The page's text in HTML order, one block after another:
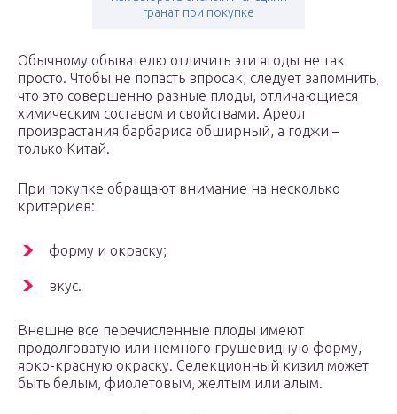
гранат при покупке
Обычному обывателю отличить эти ягоды не так
просто. Чтобы не попасть впросак, следует запомнить,
что это совершенно разные плоды, отличающиеся
химическим составом и свойствами. Ареол
произрастания барбариса обширный, а годжи –
только Китай.
При покупке обращают внимание на несколько
критериев:
форму и окраску;
вкус.
Внешне все перечисленные плоды имеют
продолговатую или немного грушевидную форму,
ярко-красную окраску. Селекционный кизил может
быть белым, фиолетовым, желтым или алым.